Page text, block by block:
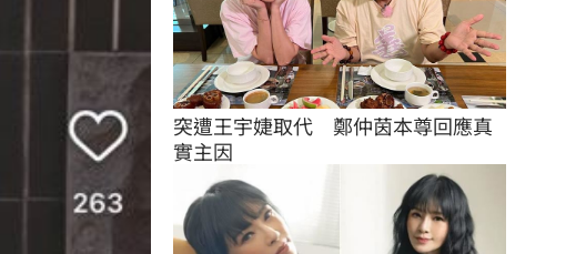
突遭王宇婕取代　鄭仲茵本尊回應真
實主因